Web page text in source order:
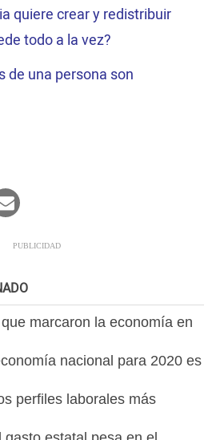
quiere crear y redistribuir
todo a la vez?
de una persona son
marcaron la economía en
nacional para 2020 es
perfiles laborales más